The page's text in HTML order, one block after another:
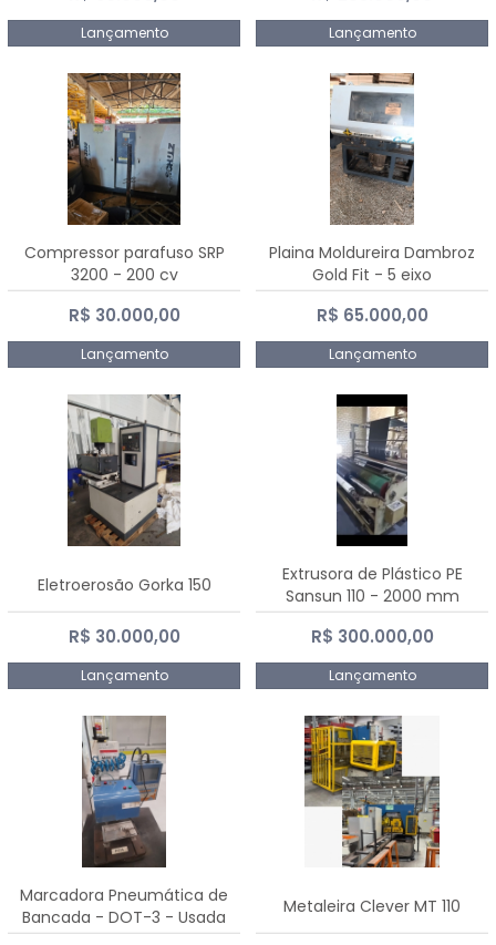
Lançamento Lançamento
Compressor parafuso SRP
3200 - 200 cv
R$ 30.000,00
Lançamento
Plaina Moldureira Dambroz
Gold Fit - 5 eixo
R$ 65.000,00
Lançamento
Eletroerosão Gorka 150
R$ 30.000,00
Lançamento
Extrusora de Plástico PE
Sansun 110 - 2000 mm
R$ 300.000,00
Lançamento
Marcadora Pneumática de
Bancada - DOT-3 - Usada
Metaleira Clever MT 110